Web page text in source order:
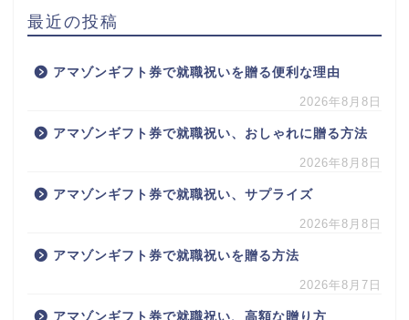
最近の投稿
アマゾンギフト券で就職祝いを贈る便利な理由
2026年8月8日
アマゾンギフト券で就職祝い、おしゃれに贈る方法
2026年8月8日
アマゾンギフト券で就職祝い、サプライズ
2026年8月8日
アマゾンギフト券で就職祝いを贈る方法
2026年8月7日
アマゾンギフト券で就職祝い、高額な贈り方